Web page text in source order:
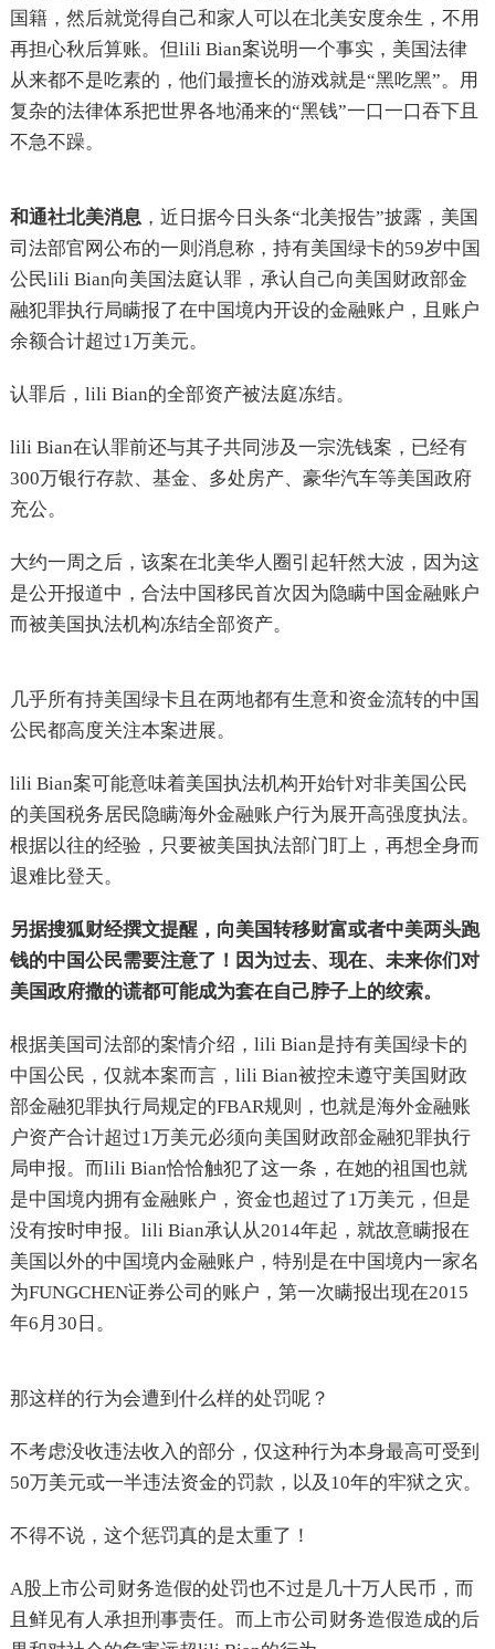
国籍，然后就觉得自己和家人可以在北美安度余生，不用
再担心秋后算账。但lili Bian案说明一个事实，美国法律
从来都不是吃素的，他们最擅长的游戏就是“黑吃黑”。用
复杂的法律体系把世界各地涌来的“黑钱”一口一口吞下且
不急不躁。
和通社北美消息，近日据今日头条“北美报告”披露，美国
司法部官网公布的一则消息称，持有美国绿卡的59岁中国
公民lili Bian向美国法庭认罪，承认自己向美国财政部金
融犯罪执行局瞒报了在中国境内开设的金融账户，且账户
余额合计超过1万美元。
认罪后，lili Bian的全部资产被法庭冻结。
lili Bian在认罪前还与其子共同涉及一宗洗钱案，已经有
300万银行存款、基金、多处房产、豪华汽车等美国政府
充公。
大约一周之后，该案在北美华人圈引起轩然大波，因为这
是公开报道中，合法中国移民首次因为隐瞒中国金融账户
而被美国执法机构冻结全部资产。
几乎所有持美国绿卡且在两地都有生意和资金流转的中国
公民都高度关注本案进展。
lili Bian案可能意味着美国执法机构开始针对非美国公民
的美国税务居民隐瞒海外金融账户行为展开高强度执法。
根据以往的经验，只要被美国执法部门盯上，再想全身而
退难比登天。
另据搜狐财经撰文提醒，向美国转移财富或者中美两头跑
钱的中国公民需要注意了！因为过去、现在、未来你们对
美国政府撒的谎都可能成为套在自己脖子上的绞索。
根据美国司法部的案情介绍，lili Bian是持有美国绿卡的
中国公民，仅就本案而言，lili Bian被控未遵守美国财政
部金融犯罪执行局规定的FBAR规则，也就是海外金融账
户资产合计超过1万美元必须向美国财政部金融犯罪执行
局申报。而lili Bian恰恰触犯了这一条，在她的祖国也就
是中国境内拥有金融账户，资金也超过了1万美元，但是
没有按时申报。lili Bian承认从2014年起，就故意瞒报在
美国以外的中国境内金融账户，特别是在中国境内一家名
为FUNGCHEN证券公司的账户，第一次瞒报出现在2015
年6月30日。
那这样的行为会遭到什么样的处罚呢？
不考虑没收违法收入的部分，仅这种行为本身最高可受到
50万美元或一半违法资金的罚款，以及10年的牢狱之灾。
不得不说，这个惩罚真的是太重了！
A股上市公司财务造假的处罚也不过是几十万人民币，而
且鲜见有人承担刑事责任。而上市公司财务造假造成的后